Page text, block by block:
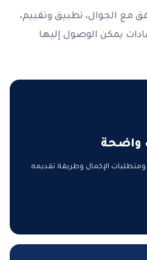
مع الجوال، تطبيق وتقييم،
يمكن الوصول إليها
واضحة
الإكمال وطريقة تقديمه